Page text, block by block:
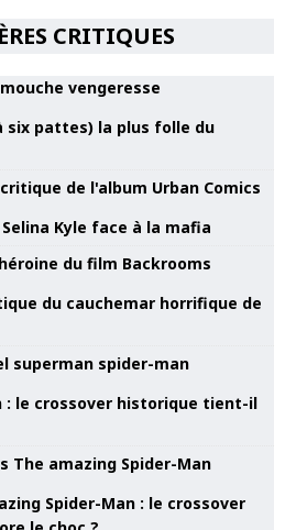
CRITIQUES
six pattes) la plus folle du
Kyle face à la mafia
du cauchemar horrifique de
: le crossover historique tient-il
Spider-Man : le crossover